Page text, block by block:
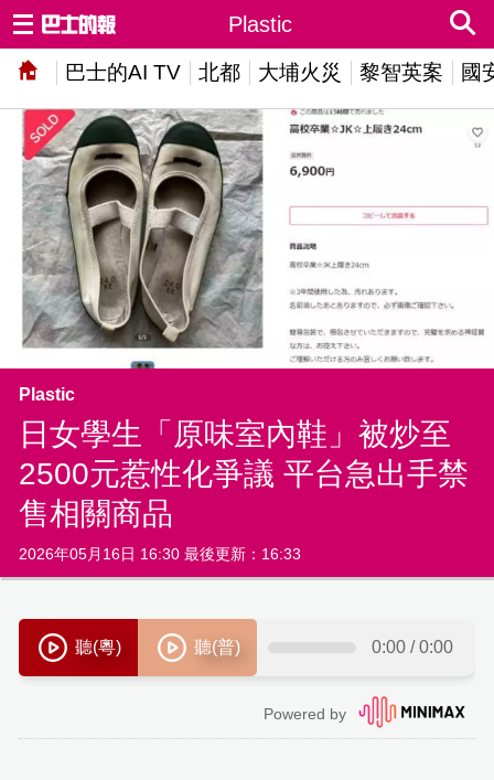
巴士的AI TV 北都 大埔火災 黎智英案 國
Plastic
Plastic
日女學生「原味室內鞋」被炒至
2500元惹性化爭議 平台急出手禁
售相關商品
2026年05月16日 16:30 最後更新：16:33